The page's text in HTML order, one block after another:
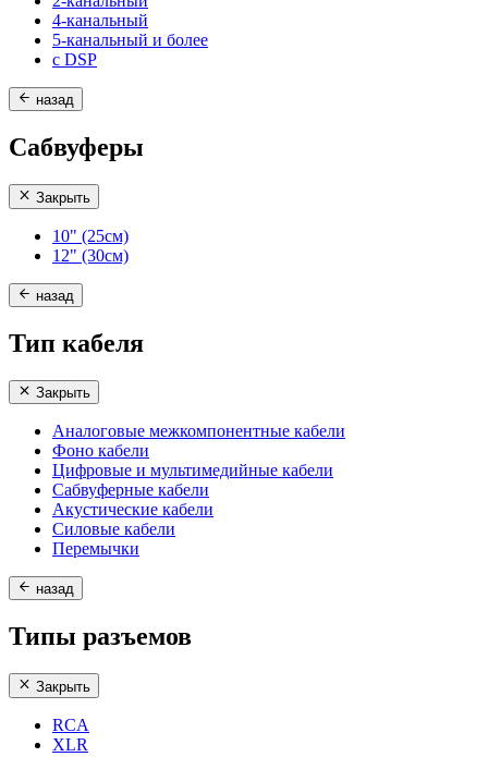
4-канальный
5-канальный и более
с DSP
назад
Сабвуферы
Закрыть
10" (25см)
12" (30см)
назад
Тип кабеля
Закрыть
Аналоговые межкомпонентные кабели
Фоно кабели
Цифровые и мультимедийные кабели
Сабвуферные кабели
Акустические кабели
Силовые кабели
Перемычки
назад
Типы разъемов
Закрыть
RCA
XLR